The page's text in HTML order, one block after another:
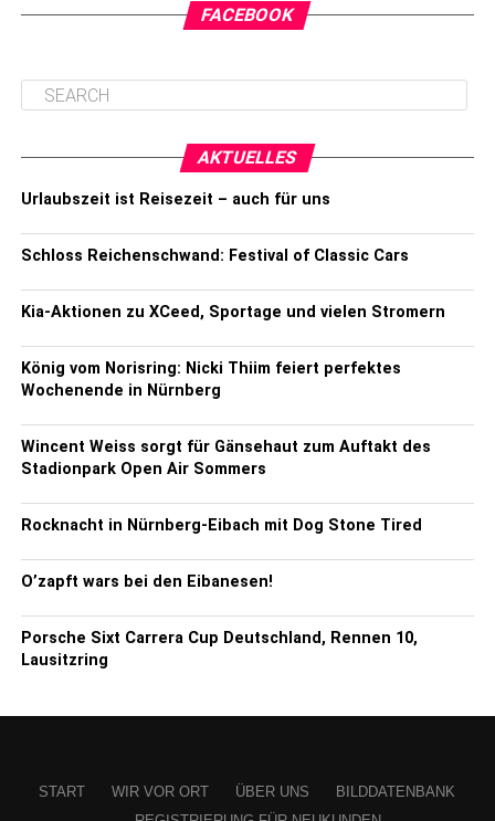
FACEBOOK
AKTUELLES
Urlaubszeit ist Reisezeit – auch für uns
Schloss Reichenschwand: Festival of Classic Cars
Kia-Aktionen zu XCeed, Sportage und vielen Stromern
König vom Norisring: Nicki Thiim feiert perfektes
Wochenende in Nürnberg
Wincent Weiss sorgt für Gänsehaut zum Auftakt des
Stadionpark Open Air Sommers
Rocknacht in Nürnberg-Eibach mit Dog Stone Tired
O’zapft wars bei den Eibanesen!
Porsche Sixt Carrera Cup Deutschland, Rennen 10,
Lausitzring
START WIR VOR ORT ÜBER UNS
BILDDATENBANK